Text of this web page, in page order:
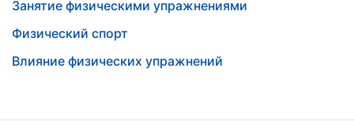
Занятие физическими упражнениями
Физический спорт
Влияние физических упражнений